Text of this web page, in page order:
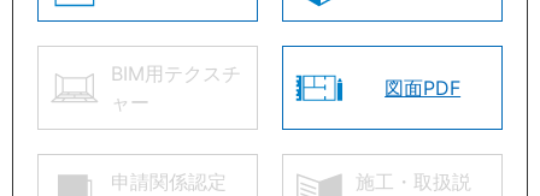
BIM用テクスチ
ャー
図面PDF
申請関係認定
施工・取扱説